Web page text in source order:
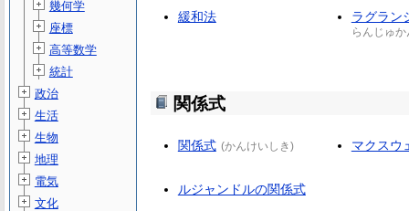
緩和法
ラグラン
らんじゅ
関係式
関係式 (かんけいしき) マクスウ
ルジャンドルの関係式
幾何学
座標
高等数学
統計
政治
生活
生物
地理
電気
文化